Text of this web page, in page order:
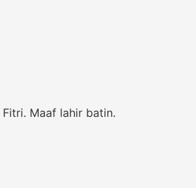
Maaf lahir batin.